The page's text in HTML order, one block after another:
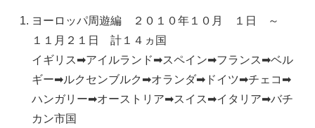
ヨーロッパ周遊編 ２０１０年１０月 １日 ～
１１月２１日 計１４ヵ国
イギリス➡アイルランド➡スペイン➡フランス➡ベル
ギー➡ルクセンブルク➡オランダ➡ドイツ➡チェコ➡
ハンガリー➡オーストリア➡スイス➡イタリア➡バチ
カン市国